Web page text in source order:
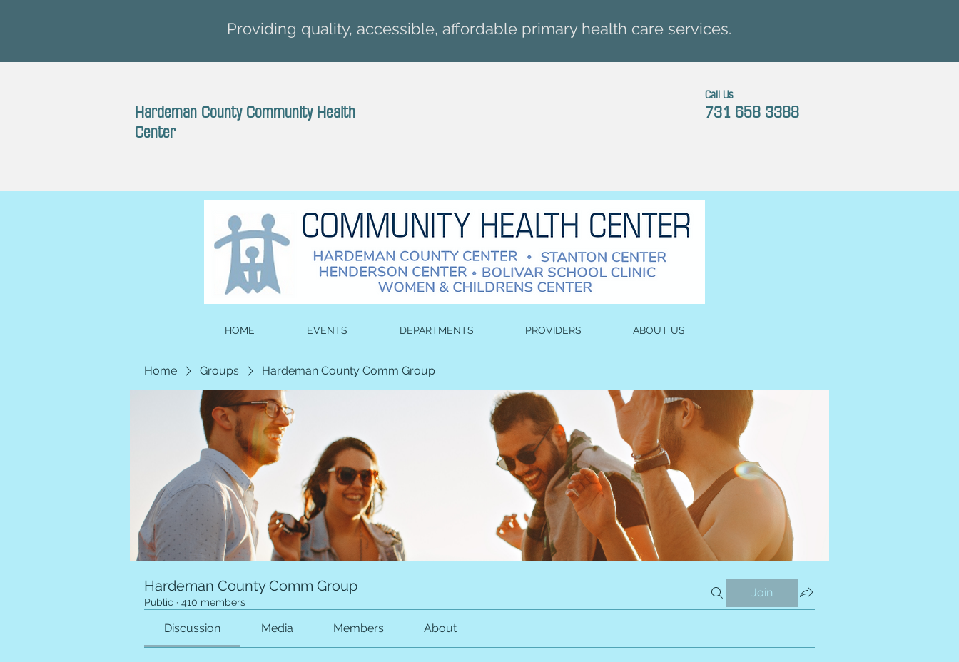
Providing quality, accessible, affordable primary health care services.
Hardeman County Community Health
Center
Call Us
731 658 3388
HOME EVENTS DEPARTMENTS PROVIDERS ABOUT US
Home Groups Hardeman County Comm Group
Hardeman County Comm Group
Public · 410 members
Join
Discussion Media Members About